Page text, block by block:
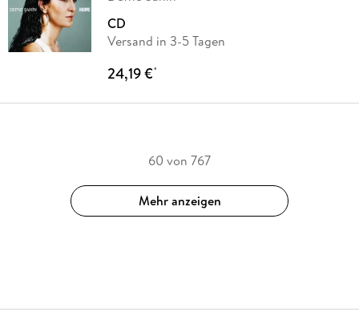
CD
Versand in 3-5 Tagen
24,19 €*
60 von 767
Mehr anzeigen